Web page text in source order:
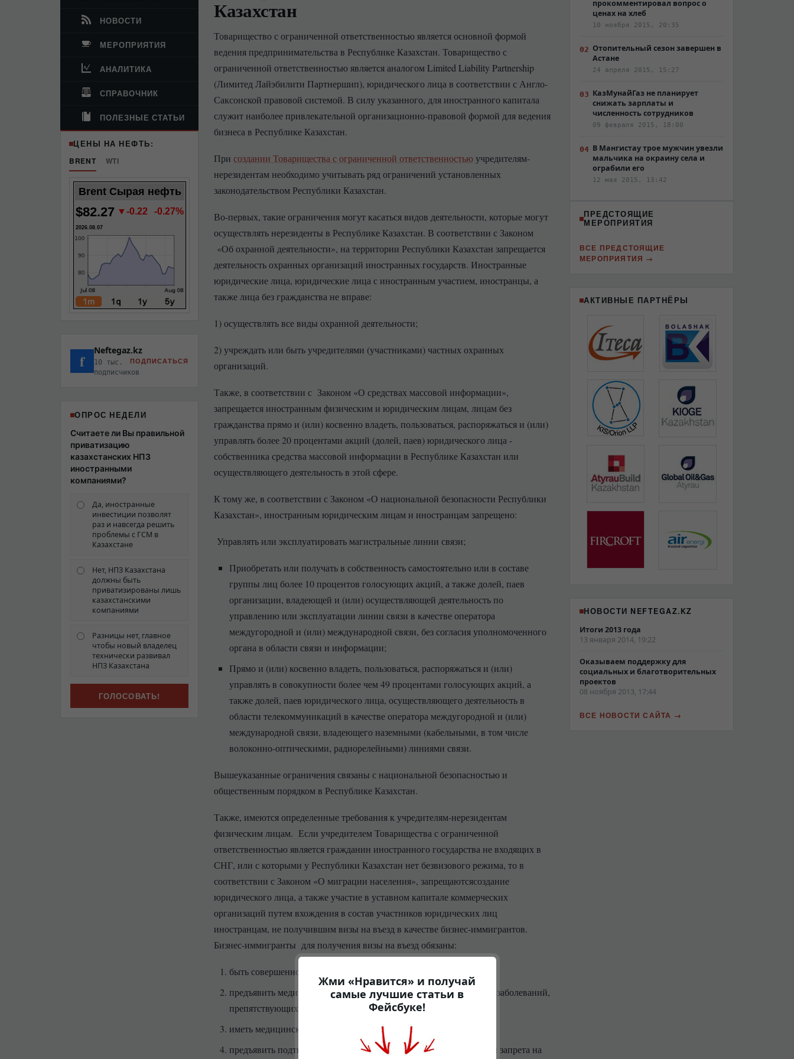
НОВОСТИ
МЕРОПРИЯТИЯ
АНАЛИТИКА
СПРАВОЧНИК
ПОЛЕЗНЫЕ СТАТЬИ
ЦЕНЫ НА НЕФТЬ:
BRENT
WTI
Brent Сырая нефть
$82.27 ▼-0.22 -0.27%
2026.08.07
f Neftegaz.kz
10 тыс.
подписчиков
ПОДПИСАТЬСЯ
ОПРОС НЕДЕЛИ
Считаете ли Вы правильной
приватизацию
казахстанских НПЗ
иностранными
компаниями?
Да, иностранные
инвестиции позволят
раз и навсегда решить
проблемы с ГСМ в
Казахстане
Нет, НПЗ Казахстана
должны быть
приватизированы лишь
казахстанскими
компаниями
Разницы нет, главное
чтобы новый владелец
технически развивал
НПЗ Казахстана
Казахстан
Товарищество с ограниченной ответственностью является основной формой
ведения предпринимательства в Республике Казахстан. Товарищество с
ограниченной ответственностью является аналогом Limited Liability Partnership
(Лимитед Лайэбилити Партнершип), юридического лица в соответствии с Англо-
Саксонской правовой системой. В силу указанного, для иностранного капитала
служит наиболее привлекательной организационно-правовой формой для ведения
бизнеса в Республике Казахстан.
При создании Товарищества с ограниченной ответственностью учредителям-
нерезидентам необходимо учитывать ряд ограничений установленных
законодательством Республики Казахстан.
Во-первых, такие ограничения могут касаться видов деятельности, которые могут
осуществлять нерезиденты в Республике Казахстан. В соответствии с Законом
«Об охранной деятельности», на территории Республики Казахстан запрещается
деятельность охранных организаций иностранных государств. Иностранные
юридические лица, юридические лица с иностранным участием, иностранцы, а
также лица без гражданства не вправе:
1) осуществлять все виды охранной деятельности;
2) учреждать или быть учредителями (участниками) частных охранных
организаций.
Также, в соответствии с Законом «О средствах массовой информации»,
запрещается иностранным физическим и юридическим лицам, лицам без
гражданства прямо и (или) косвенно владеть, пользоваться, распоряжаться и (или)
управлять более 20 процентами акций (долей, паев) юридического лица -
собственника средства массовой информации в Республике Казахстан или
осуществляющего деятельность в этой сфере.
К тому же, в соответствии с Законом «О национальной безопасности Республики
Казахстан», иностранным юридическим лицам и иностранцам запрещено:
Управлять или эксплуатировать магистральные линии связи;
Приобретать или получать в собственность самостоятельно или в составе
группы лиц более 10 процентов голосующих акций, а также долей, паев
организации, владеющей и (или) осуществляющей деятельность по
управлению или эксплуатации линии связи в качестве оператора
междугородной и (или) международной связи, без согласия уполномоченного
органа в области связи и информации;
Прямо и (или) косвенно владеть, пользоваться, распоряжаться и (или)
управлять в совокупности более чем 49 процентами голосующих акций, а
также долей, паев юридического лица, осуществляющего деятельность в
области телекоммуникаций в качестве оператора междугородной и (или)
международной связи, владеющего наземными (кабельными, в том числе
волоконно-оптическими, радиорелейными) линиями связи.
Вышеуказанные ограничения связаны с национальной безопасностью и
общественным порядком в Республике Казахстан.
Также, имеются определенные требования к учредителям-нерезидентам
физическим лицам. Если учредителем Товарищества с ограниченной
ответственностью является гражданин иностранного государства не входящих в
СНГ, или с которыми у Республики Казахстан нет безвизового режима, то в
соответствии с Законом «О миграции населения», запрещаютсясоздание
юридического лица, а также участие в уставном капитале коммерческих
организаций путем вхождения в состав участников юридических лиц
иностранцам, не получившим визы на въезд в качестве бизнес-иммигрантов.
Бизнес-иммигранты для получения визы на въезд обязаны:
быть совершеннолетними;
предъявить медицинскую справку, подтверждающую отсутствие заболеваний,
препятствующих трудовой деятельности;
иметь медицинскую страховку;
предъявить подтверждение наличия либо отсутствия судимости и запрета на
прокомментировал вопрос о
ценах на хлеб
10 ноября 2015, 20:35
Отопительный сезон завершен в
Астане
24 апреля 2015, 15:27
КазМунайГаз не планирует
снижать зарплаты и
численность сотрудников
09 февраля 2015, 18:00
В Мангистау трое мужчин увезли
мальчика на окраину села и
ограбили его
12 мая 2015, 13:42
ПРЕДСТОЯЩИЕ
МЕРОПРИЯТИЯ
ВСЕ ПРЕДСТОЯЩИЕ
МЕРОПРИЯТИЯ
АКТИВНЫЕ ПАРТНЁРЫ
НОВОСТИ NEFTEGAZ.KZ
Итоги 2013 года
13 января 2014, 19:22
Оказываем поддержку для
социальных и благотворительных
проектов
08 ноября 2013, 17:44
ВСЕ НОВОСТИ САЙТА
Жми «Нравится» и получай
самые лучшие статьи в
Фейсбуке!